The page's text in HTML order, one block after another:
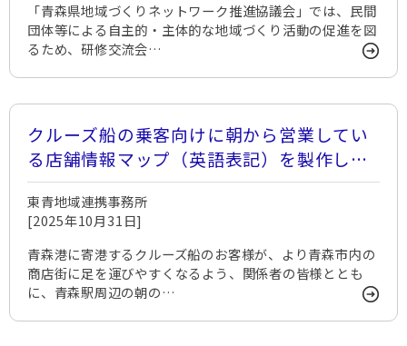
「青森県地域づくりネットワーク推進協議会」では、民間
団体等による自主的・主体的な地域づくり活動の促進を図
るため、研修交流会…
クルーズ船の乗客向けに朝から営業してい
る店舗情報マップ（英語表記）を製作しま
した
東青地域連携事務所
[2025年10月31日]
青森港に寄港するクルーズ船のお客様が、より青森市内の
商店街に足を運びやすくなるよう、関係者の皆様ととも
に、青森駅周辺の朝の…